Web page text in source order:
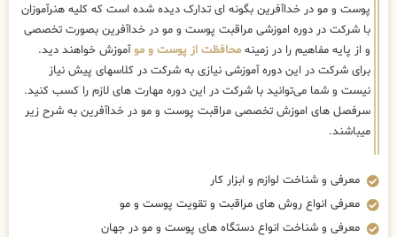
پوست و مو در خداآفرین بگونه ای تدارک دیده شده است که کلیه هنرآموزان
با شرکت در دوره اموزشی مراقبت پوست و مو در خداآفرین بصورت تخصصی
و از پایه مفاهیم را در زمینه محافظت از پوست و موآموزش خواهند دید.
برای شرکت در این دوره آموزشی نیازی به شرکت در کلاسهای پیش نیاز
نیست و شما می‌توانید با شرکت در این دوره مهارت های لازم را کسب کنید.
سرفصل های اموزش تخصصی مراقبت پوست و مو در خداآفرین به شرح زیر
میباشند.
معرفی و شناخت لوازم و ابزار کار
معرفی انواع روش های مراقبت و تقویت پوست و مو
معرفی و شناخت انواع دستگاه های پوست و مو در جهان